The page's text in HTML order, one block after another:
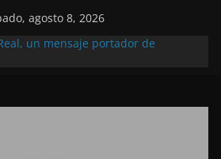
agosto 8, 2026
un mensaje portador de
servicio de los grandes proyectos de